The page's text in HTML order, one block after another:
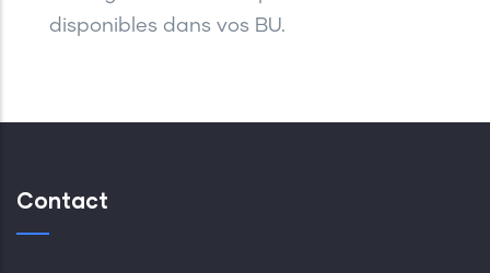
disponibles dans vos BU.
Contact